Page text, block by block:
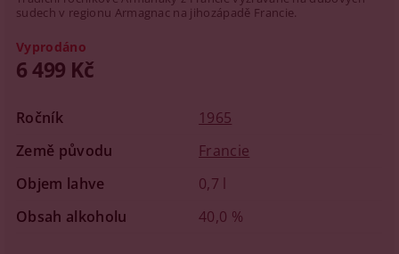
sudech v regionu Armagnac na jihozápadě Francie.
Vyprodáno
6 499 Kč
Ročník
1965
Země původu
Francie
Objem lahve
0,7 l
Obsah alkoholu
40,0 %